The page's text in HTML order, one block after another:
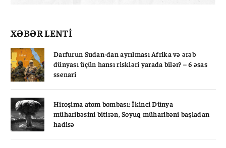
XƏBƏR LENTİ
Darfurun Sudan-dan ayrılması Afrika və ərəb
dünyası üçün hansı riskləri yarada bilər? – 6 əsas
ssenari
Hiroşima atom bombası: İkinci Dünya
müharibəsini bitirən, Soyuq müharibəni başladan
hadisə